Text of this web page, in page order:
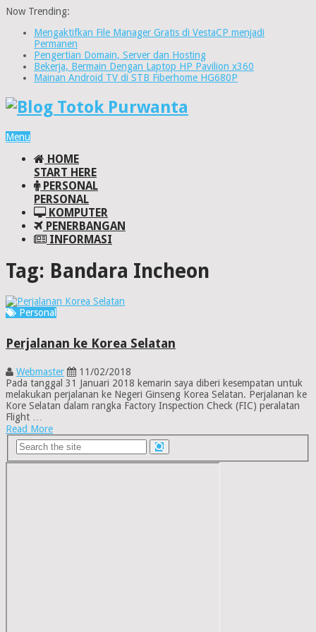
Now Trending:
Mengaktifkan File Manager Gratis di VestaCP menjadi
Permanen
Pengertian Domain, Server dan Hosting
Bekerja, Bermain Dengan Laptop HP Pavilion x360
Mainan Android TV di STB Fiberhome HG680P
Menu
HOME
START HERE
PERSONAL
PERSONAL
KOMPUTER
PENERBANGAN
INFORMASI
Tag: Bandara Incheon
Personal
Perjalanan ke Korea Selatan
Webmaster
11/02/2018
Pada tanggal 31 Januari 2018 kemarin saya diberi kesempatan untuk
melakukan perjalanan ke Negeri Ginseng Korea Selatan. Perjalanan ke
Kore Selatan dalam rangka Factory Inspection Check (FIC) peralatan
Flight …
Read More